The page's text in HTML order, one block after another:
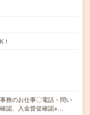
務のお仕事〇電話・問い
認、入金督促確認※…